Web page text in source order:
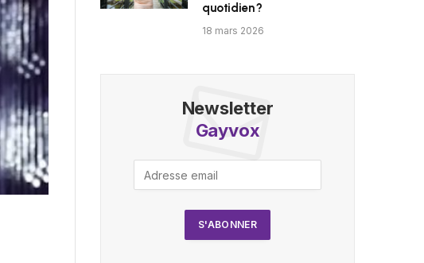
quotidien ?
18 mars 2026
Newsletter
Gayvox